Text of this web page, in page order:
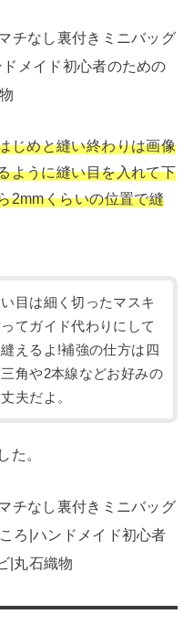
じめと縫い終わりは画像
ように縫い目を入れて下
2mmくらいの位置で縫
目は細く切ったマスキ
てガイド代わりにして
えるよ!補強の仕方は四
角や2本線などお好みの
夫だよ。
た。